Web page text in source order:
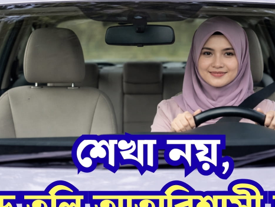
করুন
ব্যবহার করলে কার্যকারিতা অনেক বাড়ে। নিচে দুটি বিকল্প দেওয়া হলো:
বা দুধলা পড়তে পারে। শীতের দিনে এটি জমে যেতে পারে।
এজেন্ট ও অ্যান্টিফ্রিজ উপাদান থাকে।
নোজেল ব্লক হয়ে যেতে পারে।